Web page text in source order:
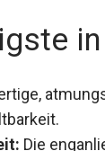
Die